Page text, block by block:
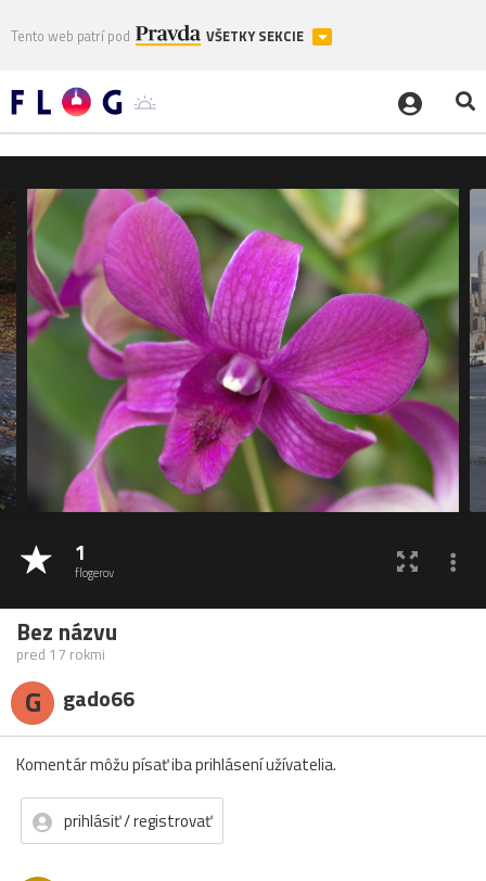
Tento web patrí pod VŠETKY SEKCIE
1
flogerov
Bez názvu
pred 17 rokmi
G gado66
Komentár môžu písať iba prihlásení užívatelia.
prihlásiť / registrovať